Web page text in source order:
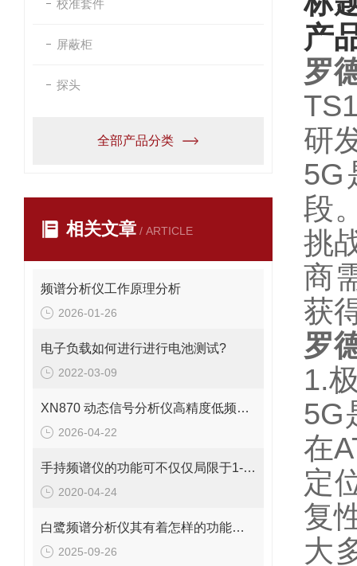
校准套件
屏蔽柜
探头
全部产品分类
相关文章 / ARTICLE
频谱分析仪工作原理分析
2026-01-26
电子负载如何进行进行电池测试?
2022-03-09
XN870 动态信号分析仪高精度低频信号分析
2026-04-22
手持频谱仪的功能可不仅仅局限于1-2种
2020-04-24
白鹭频谱分析仪其有着怎样的功能呢？
2025-09-26
产
罗
研
5G
段
挑
商
获
罗
1.
5G
在
定
复
大